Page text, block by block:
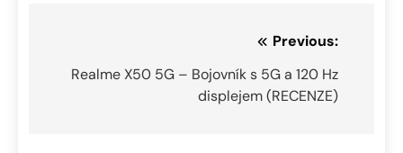
pro
Previous:
Realme X50 5G – Bojovník s 5G a 120 Hz
displejem (RECENZE)